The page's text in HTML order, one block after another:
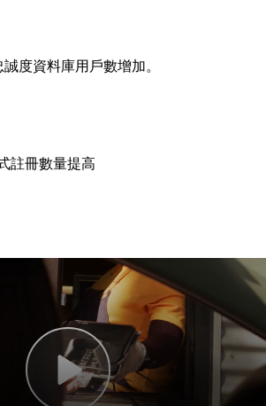
度資料庫用戶數增加。
註冊數量提高